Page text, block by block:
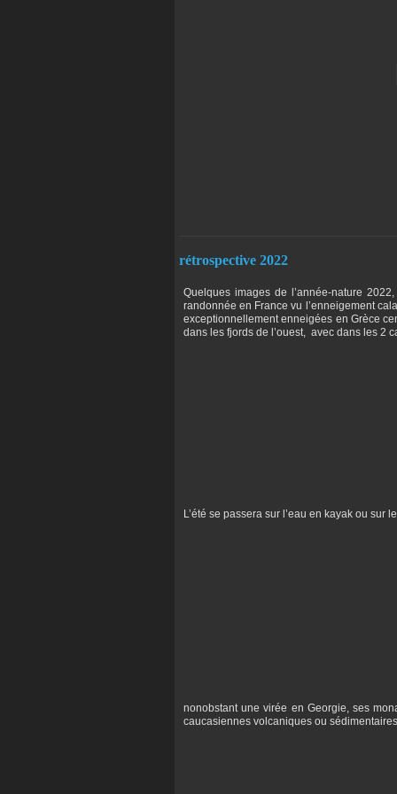
rétrospective 2022
Quelques images de l’année-nature
randonnée en France vu l’enneigement
exceptionnellement enneigées en Grèce
dans les fjords de l’ouest, avec dans les 2
L’été se passera sur l’eau en kayak ou
nonobstant une virée en Georgie, ses
caucasiennes volcaniques ou